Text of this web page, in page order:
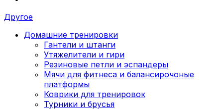
Другое
Домашние тренировки
Гантели и штанги
Утяжелители и гири
Резиновые петли и эспандеры
Мячи для фитнеса и балансирочоные
платформы
Коврики для тренировок
Турники и брусья